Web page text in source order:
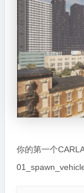
你的第一个